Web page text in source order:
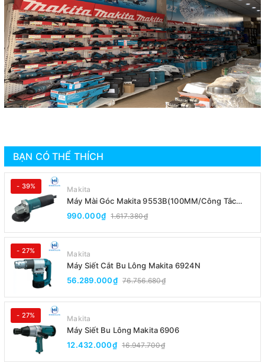
BẠN CÓ THỂ THÍCH
- 39% Makita
Máy Mài Góc Makita 9553B(100MM/Công Tắc
Đuôi)
990.000₫ 1.617.380₫
- 27% Makita
Máy Siết Cắt Bu Lông Makita 6924N
56.289.000₫ 76.756.680₫
- 27% Makita
Máy Siết Bu Lông Makita 6906
12.432.000₫ 16.947.700₫